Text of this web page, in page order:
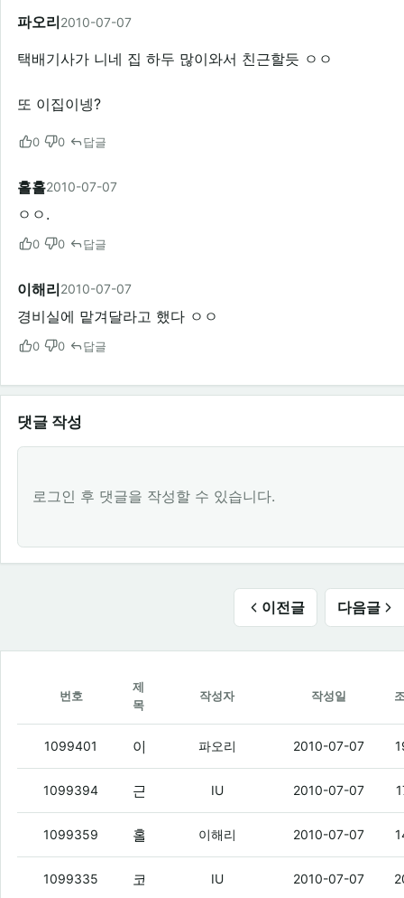
파오리2010-07-07
택배기사가 니네 집 하두 많이와서 친근할듯 ㅇㅇ
또 이집이넹?
0 0 답글
홀홀2010-07-07
ㅇㅇ.
0 0 답글
이해리2010-07-07
경비실에 맡겨달라고 했다 ㅇㅇ
0 0 답글
댓글 작성
로그인 후 댓글을 작성할 수 있습니다.
이전글 다음글
번호
제
목
작성자 작성일
1099401 (6)
파오리 2010-07-07
1099394 (4)
IU 2010-07-07
1099359 이해리 2010-07-07
1099335 (3)
IU 2010-07-07